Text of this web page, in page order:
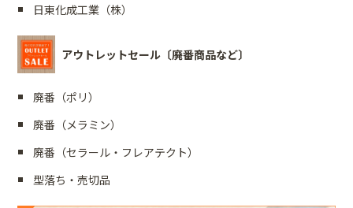
日東化成工業（株）
アウトレットセール〔廃番商品など〕
廃番（ポリ）
廃番（メラミン）
廃番（セラール・フレアテクト）
型落ち・売切品